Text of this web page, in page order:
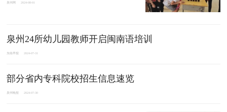
泉州网 2024-08-01
泉州24所幼儿园教师开启闽南语培训
东南早报 2024-07-31
部分省内专科院校招生信息速览
泉州晚报 2024-07-30